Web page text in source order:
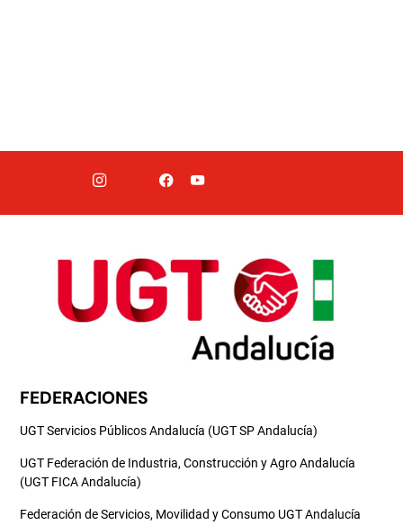
FEDERACIONES
UGT Servicios Públicos Andalucía (UGT SP Andalucía)
UGT Federación de Industria, Construcción y Agro Andalucía
(UGT FICA Andalucía)
Federación de Servicios, Movilidad y Consumo UGT Andalucía